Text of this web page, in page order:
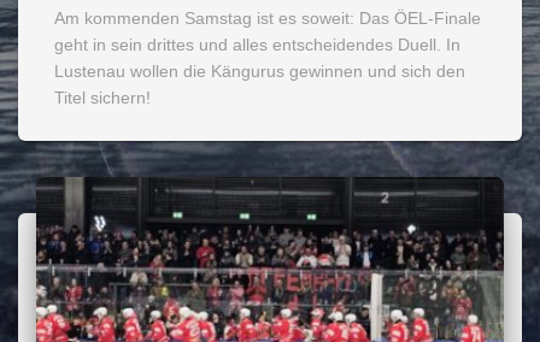
Am kommenden Samstag ist es soweit: Das ÖEL-Finale
geht in sein drittes und alles entscheidendes Duell. In
Lustenau wollen die Kängurus gewinnen und sich den
Titel sichern!